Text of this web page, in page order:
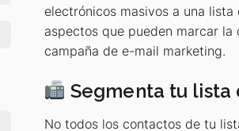
electrónicos masivos a una
aspectos que pueden marcar
campaña de e-mail marketing.
Segmenta tu lista
No todos los contactos de tu